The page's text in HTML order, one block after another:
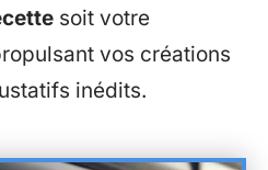
soit votre
vos créations
inédits.